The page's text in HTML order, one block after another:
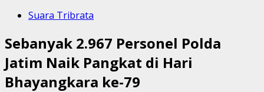
Suara Tribrata
Sebanyak 2.967 Personel Polda
Jatim Naik Pangkat di Hari
Bhayangkara ke-79